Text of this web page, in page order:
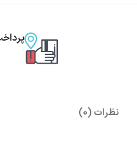
نظرات (0)